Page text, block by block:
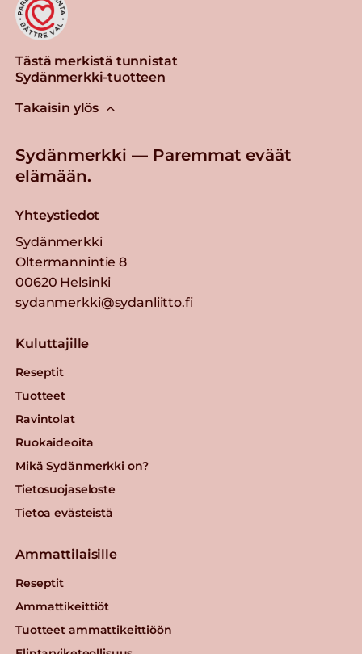
Tästä merkistä tunnistat
Sydänmerkki-tuotteen
Takaisin ylös
Sydänmerkki — Paremmat eväät
elämään.
Yhteystiedot
Sydänmerkki
Oltermannintie 8
00620 Helsinki
sydanmerkki@sydanliitto.fi
Kuluttajille
Reseptit
Tuotteet
Ravintolat
Ruokaideoita
Mikä Sydänmerkki on?
Tietosuojaseloste
Tietoa evästeistä
Ammattilaisille
Reseptit
Ammattikeittiöt
Tuotteet ammattikeittiöön